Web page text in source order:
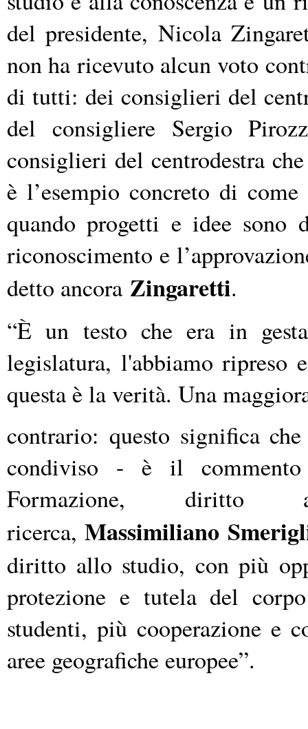
del presidente,Nicola
non ha ricevuto alcun voto
di tutti: dei consiglieri del
del consigliere Sergio
consiglieri del centrodestra
è l’esempio concreto di
quando progetti e idee sono
riconoscimento e
detto ancora Zingaretti.
“È un testo che era in
legislatura, l'abbiamo ripreso
questa è la verità. Una
contrario: questo significa
condiviso - è il commento
Formazione,
ricerca,Massimiliano
diritto allo studio, con più
protezione e tutela del
studenti, più cooperazione e
aree geografiche europee”.